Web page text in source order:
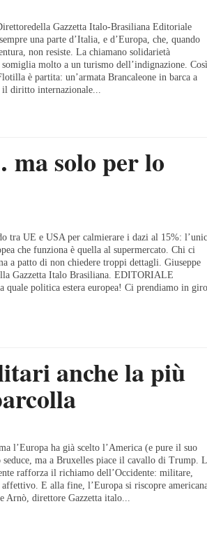
Gazzetta Italo-Brasiliana Editoriale
una parte d’Italia, e d’Europa, che, quando
non resiste. La chiamano solidarietà
molto a un turismo dell’indignazione. Così
è partita: un’armata Brancaleone in barca a
diritto internazionale...
solo per lo
tra UE e USA per calmierare i dazi al 15%:
che funziona è quella al supermercato. Chi ci
a patto di non chiedere troppi dettagli. Giuseppe
Gazzetta Italo Brasiliana. EDITORIALE
quale politica estera europea! Ci prendiamo in
anche la più
l’Europa ha già scelto l’America (e pure il suo
ma a Bruxelles piace il cavallo di Trump.
rafforza il richiamo dell’Occidente: militare,
E alla fine, l’Europa si riscopre
Arnò, direttore Gazzetta italo...